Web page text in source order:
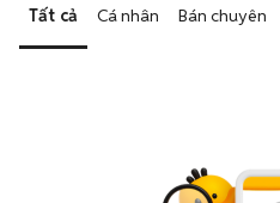
Tất cả Cá nhân Bán chuyên